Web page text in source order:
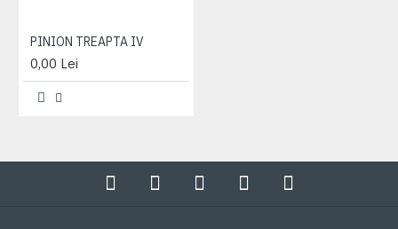
PINION TREAPTA IV
0,00 Lei